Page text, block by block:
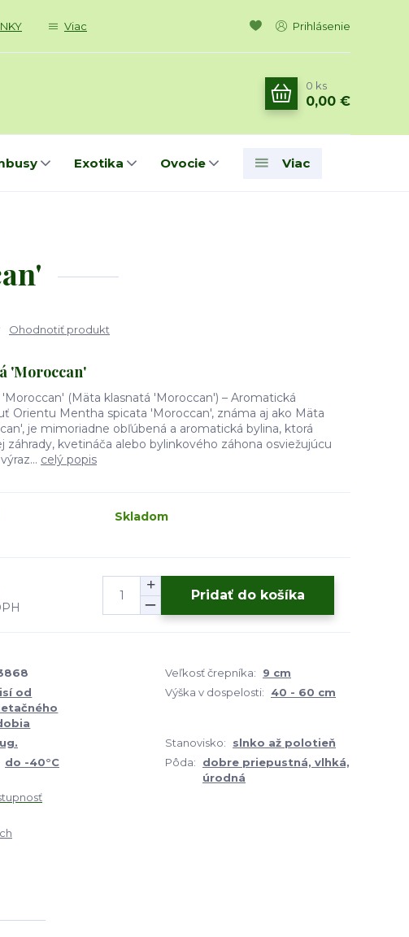
Viac Prihlásenie
0 ks
0,00 €
Exotika Ovocie Viac
Ohodnotiť produkt
'Moroccan'
(Mäta klasnatá 'Moroccan') – Aromatická
Orientu Mentha spicata 'Moroccan', známa aj ako Mäta
je mimoriadne obľúbená a aromatická bylina, ktorá
záhrady, kvetináča alebo bylinkového záhona osviežujúcu
celý popis
Skladom
Pridať do košíka
Veľkosť črepníka:
9 cm
od
Výška v dospelosti: 40 - 60 cm
Stanovisko:
slnko až polotieň
do -40°C Pôda:
dobre priepustná, vlhká,
úrodná